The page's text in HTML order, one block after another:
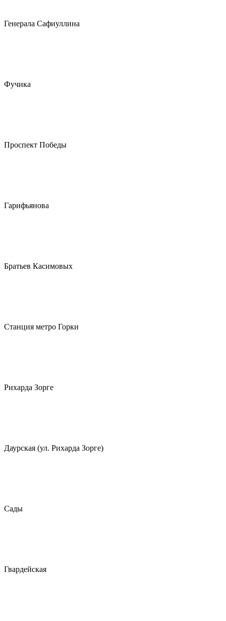
Генерала Сафиуллина
Фучика
Проспект Победы
Гарифьянова
Братьев Касимовых
Станция метро Горки
Рихарда Зорге
Даурская (ул. Рихарда Зорге)
Сады
Гвардейская